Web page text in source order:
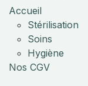
Accueil
Stérilisation
Soins
Hygiène
Nos CGV